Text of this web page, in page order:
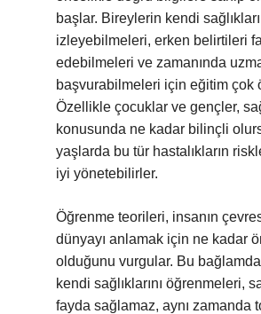
başlar. Bireylerin kendi
izleyebilmeleri, erken belirtileri
edebilmeleri ve zamanında
başvurabilmeleri için eğitim çok
Özellikle çocuklar ve gençler,
konusunda ne kadar bilinçli
yaşlarda bu tür hastalıkların
iyi yönetebilirler.
Öğrenme teorileri, insanın
dünyayı anlamak için ne kadar
olduğunu vurgular. Bu
kendi sağlıklarını öğrenmeleri,
fayda sağlamaz, aynı zamanda